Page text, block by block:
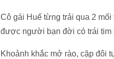
Cô gái Huế từng trải qua 2
được người bạn đời có trái tim
Khoảnh khắc mở rào, cặp đôi